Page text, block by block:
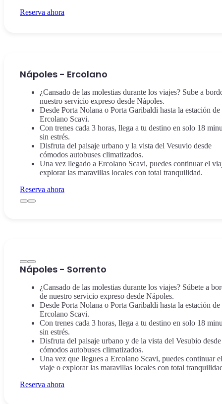
Reserva ahora
Nápoles - Ercolano
¿Cansado de las molestias durante los viajes? Sube a
nuestro servicio expreso desde Nápoles.
Desde Porta Nolana o Porta Garibaldi hasta la estación de
Ercolano Scavi.
Con trenes cada 3 horas, llega a tu destino en solo 18
sin estrés.
Disfruta del paisaje urbano y la vista del Vesuvio desde
cómodos autobuses climatizados.
Una vez llegado a Ercolano Scavi, puedes continuar el
explorar las maravillas locales con total tranquilidad.
Reserva ahora
Nápoles - Sorrento
¿Cansado de las molestias durante los viajes? Súbete a
de nuestro servicio expreso desde Nápoles.
Desde Porta Nolana o Porta Garibaldi hasta la estación de
Ercolano Scavi.
Con trenes cada 3 horas, llega a tu destino en solo 18
sin estrés.
Disfruta del paisaje urbano y de la vista del Vesubio desde
cómodos autobuses climatizados.
Una vez que llegues a Ercolano Scavi, puedes continuar el
viaje o explorar las maravillas locales con total
Reserva ahora